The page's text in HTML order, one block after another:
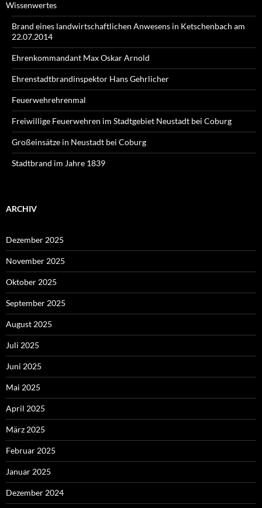
Wissenwertes
Brand eines landwirtschaftlichen Anwesens in Ketschenbach am
22.07.2014
Ehrenkommandant Max Oskar Arnold
Ehrenstadtbrandinspektor Hans Gehrlicher
Feuerwehrehrenmal
Freiwillige Feuerwehren im Stadtgebiet Neustadt bei Coburg
Großeinsätze in Neustadt bei Coburg
Stadtbrand im Jahre 1839
ARCHIV
Dezember 2025
November 2025
Oktober 2025
September 2025
August 2025
Juli 2025
Juni 2025
Mai 2025
April 2025
März 2025
Februar 2025
Januar 2025
Dezember 2024